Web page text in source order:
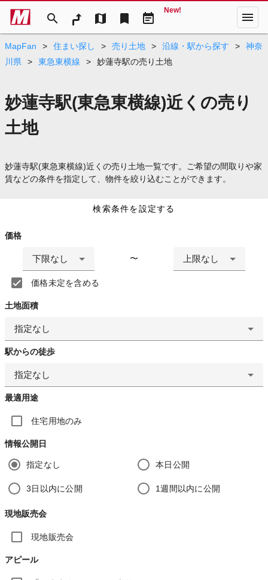
search map bookmark event_note
New! menu
MapFan > 住まい探し > 売り土地 > 沿線・駅から探す >
神奈
川県
> 東急東横線 > 妙蓮寺駅の売り土地
妙蓮寺駅(東急東横線)近くの売り
土地
妙蓮寺駅(東急東横線)近くの売り土地一覧です。ご希望の間取りや家
賃などの条件を指定して、物件を絞り込むことができます。
検索条件を設定する
価格
下限なし 〜 上限なし
価格未定を含める
土地面積
指定なし
駅からの徒歩
指定なし
最適用途
住宅用地のみ
情報公開日
指定なし 本日公開
3日以内に公開 1週間以内に公開
現地販売会
現地販売会
アピール